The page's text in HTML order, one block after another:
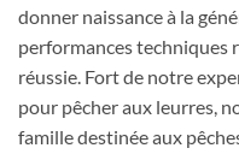
donner naissance à la
performances techniques
réussie. Fort de notre
pour pêcher aux leurres,
famille destinée aux